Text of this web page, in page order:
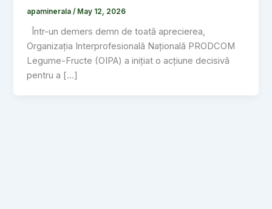
apaminerala/ May 12, 2026
Într-un demers demn de toată aprecierea,
Organizația Interprofesională Națională PRODCOM
Legume-Fructe (OIPA) a inițiat o acțiune decisivă
pentru a […]